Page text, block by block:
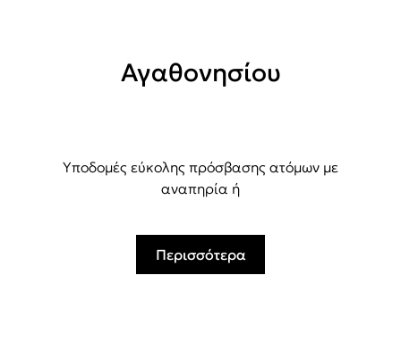
Αγαθονησίου
Υποδομές εύκολης πρόσβασης ατόμων με
αναπηρία ή
Περισσότερα